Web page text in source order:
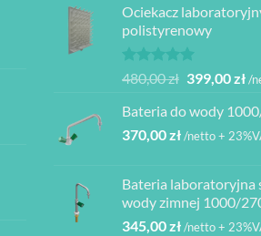
Ociekacz
polistyrenowy
Oceniono
na 5
480,00zł Pierwotna
wynosiła:
480,00 zł.
399,00zł /
Bateria do wody
370,00zł/netto +
Bateria laboratoryjna
wody zimnej 1000/
345,00zł/netto +